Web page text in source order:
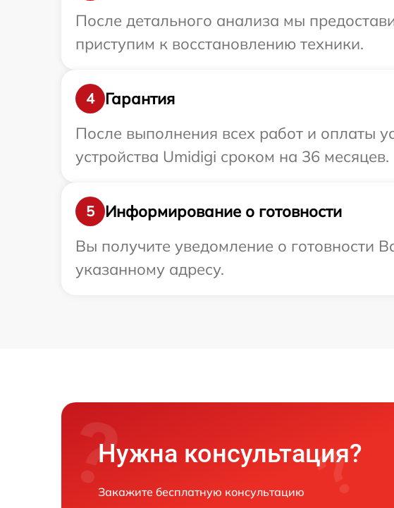
После детального анализа мы
приступим к восстановлению техники.
4
Гарантия
После выполнения всех работ и оплаты
устройства Umidigi сроком на 36 месяцев.
5
Информирование о готовности
Вы получите уведомление о готовности
указанному адресу.
Нужна консультация?
Закажите бесплатную консультацию